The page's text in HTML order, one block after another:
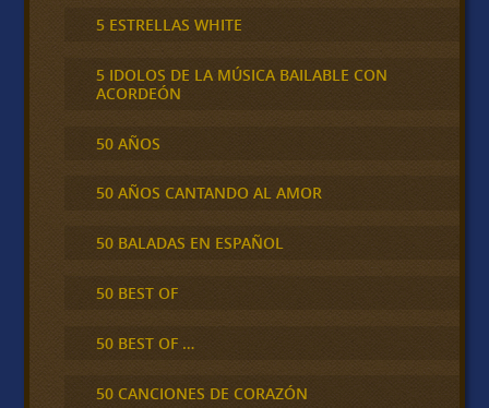
5 ESTRELLAS WHITE
5 IDOLOS DE LA MÚSICA BAILABLE CON
ACORDEÓN
50 AÑOS
50 AÑOS CANTANDO AL AMOR
50 BALADAS EN ESPAÑOL
50 BEST OF
50 BEST OF …
50 CANCIONES DE CORAZÓN